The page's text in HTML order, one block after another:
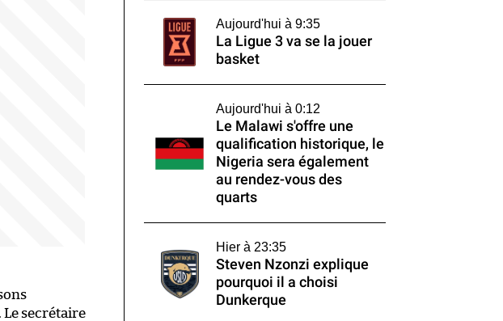
Le secrétaire
Aujourd'hui à 9:35
La Ligue 3 va se la jouer
basket
Aujourd'hui à 0:12
Le Malawi s'offre une
qualification historique, le
Nigeria sera également
au rendez-vous des
quarts
Hier à 23:35
Steven Nzonzi explique
pourquoi il a choisi
Dunkerque